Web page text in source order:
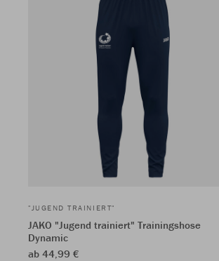
"JUGEND TRAINIERT"
JAKO "Jugend trainiert" Trainingshose
Dynamic
ab 44,99 €